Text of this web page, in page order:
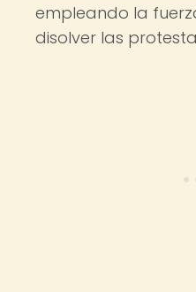
empleando la
disolver las